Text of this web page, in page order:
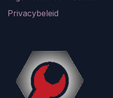
Privacybeleid